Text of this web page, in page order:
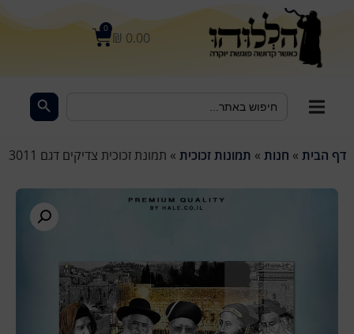
₪ 0.00
0
for:
דף הבית » חנות » תמונות זכוכית » תמונת זכוכית צדיקים דגם 3011